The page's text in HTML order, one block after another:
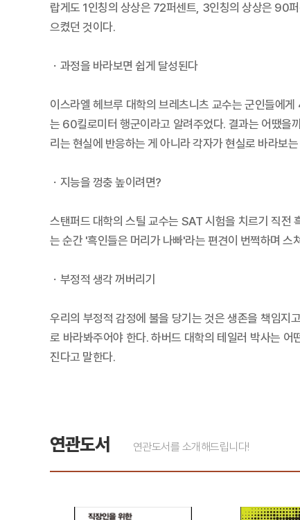
랍게도 1인칭의 상상은 72퍼센트, 3인칭의 상상은 90
으켰던 것이다.
ㆍ과정을 바라보면 쉽게 달성된다
이스라엘 헤브루 대학의 브레츠니츠 교수는 군인들에
는 60킬로미터 행군이라고 알려주었다. 결과는 어땠을
리는 현실에 반응하는 게 아니라 각자가 현실로 바라보
ㆍ지능을 껑충 높이려면?
스탠퍼드 대학의 스틸 교수는 SAT 시험을 치르기 직전
는 순간 '흑인들은 머리가 나빠'라는 편견이 번쩍하며 스
ㆍ부정적 생각 꺼버리기
우리의 부정적 감정에 불을 당기는 것은 생존을 책임지
로 바라봐주어야 한다. 하버드 대학의 테일러 박사는
진다고 말한다.
연관도서 연관도서를 소개해드립니다!